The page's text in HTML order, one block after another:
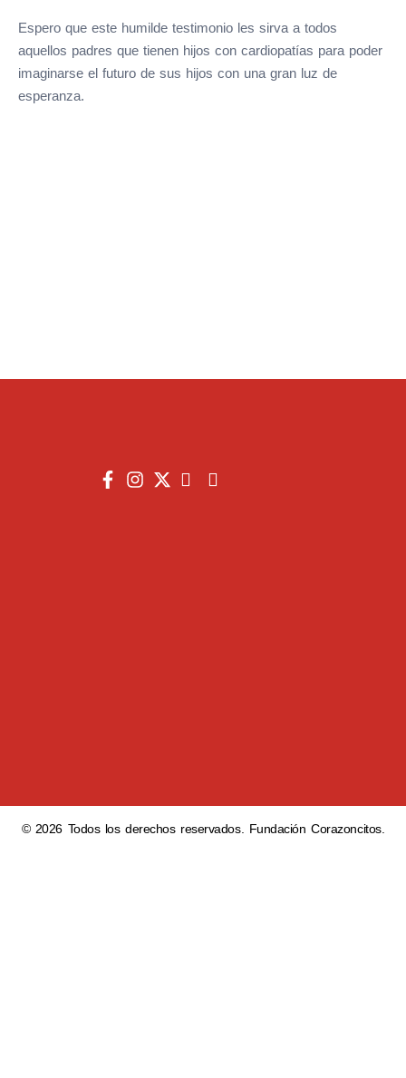
Espero que este humilde testimonio les sirva a todos
aquellos padres que tienen hijos con cardiopatías para poder
imaginarse el futuro de sus hijos con una gran luz de
esperanza.
© 2026 Todos los derechos reservados. Fundación Corazoncitos.